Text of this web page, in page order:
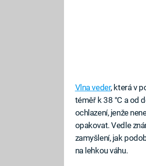
Vlna veder, která v
téměř k 38 °C a od
ochlazení, jenže
opakovat. Vedle
zamyšlení, jak
na lehkou váhu.